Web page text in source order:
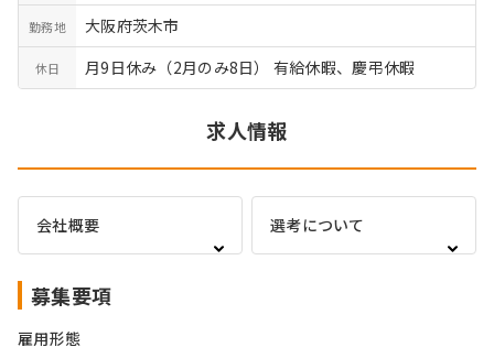
勤務地 大阪府茨木市
休日 月9日休み（2月のみ8日） 有給休暇、慶弔休暇
求人情報
会社概要 選考について
募集要項
雇用形態